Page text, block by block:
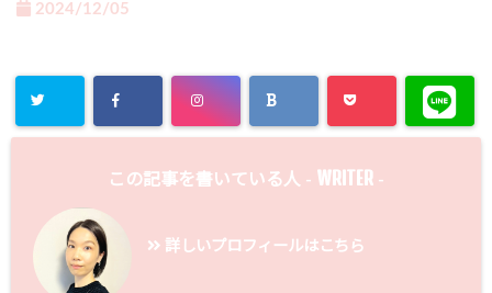
2024/12/05
この記事を書いている人 - WRITER -
詳しいプロフィールはこちら